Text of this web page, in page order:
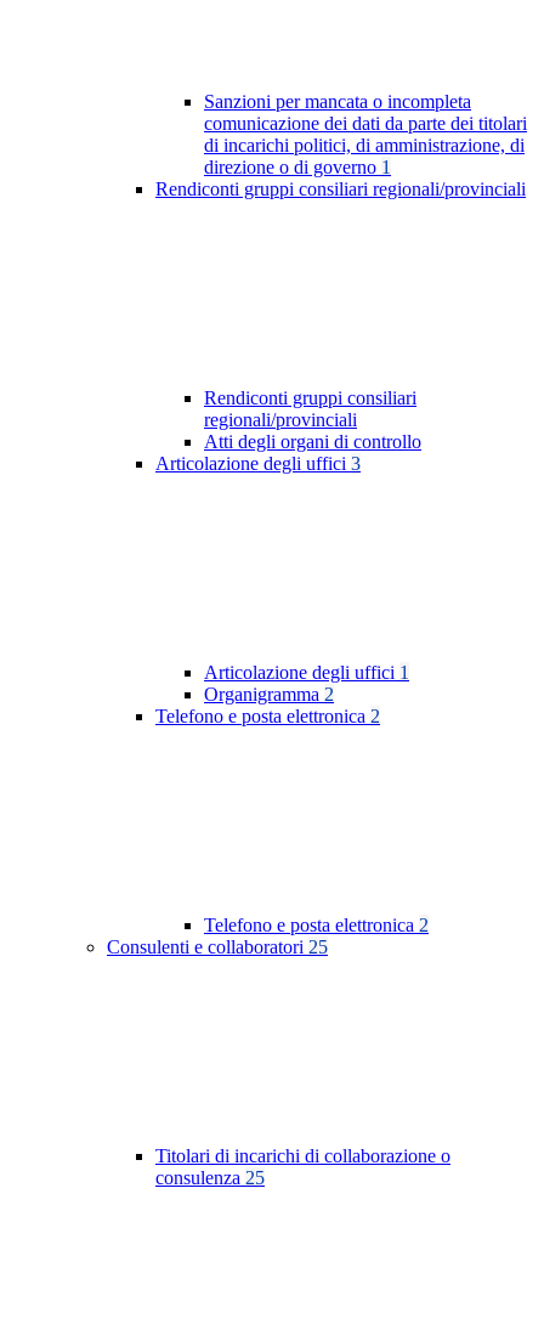
Sanzioni per mancata o incompleta
comunicazione dei dati da parte dei titolari
di incarichi politici, di amministrazione, di
direzione o di governo 1
Rendiconti gruppi consiliari regionali/provinciali
Rendiconti gruppi consiliari
regionali/provinciali
Atti degli organi di controllo
Articolazione degli uffici 3
Articolazione degli uffici 1
Organigramma 2
Telefono e posta elettronica 2
Telefono e posta elettronica 2
Consulenti e collaboratori 25
Titolari di incarichi di collaborazione o
consulenza 25